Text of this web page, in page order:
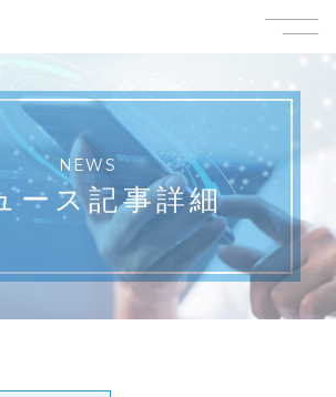
NEWS
ース記事詳細